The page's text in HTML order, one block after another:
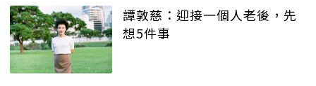
譚敦慈：迎接一個人老後，先
想5件事